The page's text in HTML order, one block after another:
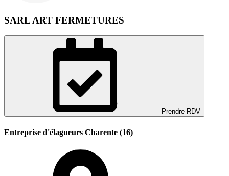
SARL ART FERMETURES
Prendre RDV
Entreprise d'élagueurs Charente (16)